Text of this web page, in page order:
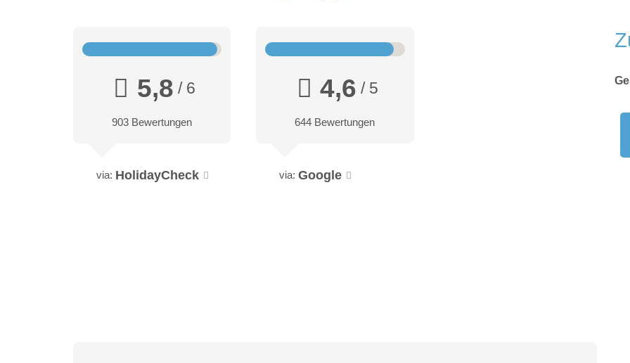
5,8 / 6
903 Bewertungen
via: HolidayCheck
4,6 / 5
644 Bewertungen
via: Google